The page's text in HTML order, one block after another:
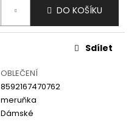
DO KOŠÍKU
OBLEČENÍ
8592167470762
meruňka
Dámské
Sdílet